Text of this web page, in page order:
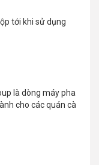
tới khi sử dụng
là dòng máy pha
cho các quán cà